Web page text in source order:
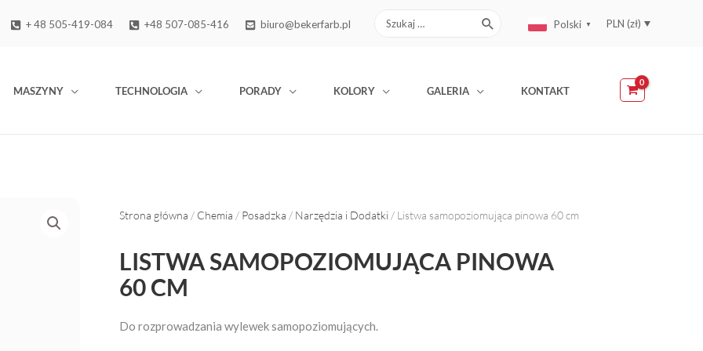
+ 48 505-419-084 +48 507-085-416 biuro@bekerfarb.pl
Search
for:
Polski ▼ PLN (zł)
MASZYNY TECHNOLOGIA PORADY KOLORY GALERIA KONTAKT
Strona główna / Chemia / Posadzka / Narzędzia i Dodatki / Listwa samopoziomująca pinowa 60 cm
LISTWA SAMOPOZIOMUJĄCA PINOWA
60 CM
Do rozprowadzania wylewek samopoziomujących.